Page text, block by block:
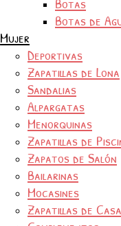
Botas de
Mujer
Deportivas
Zapatillas de Lona
Sandalias
Alpargatas
Menorquinas
Zapatillas de
Zapatos de Salón
Bailarinas
Mocasines
Zapatillas de Casa